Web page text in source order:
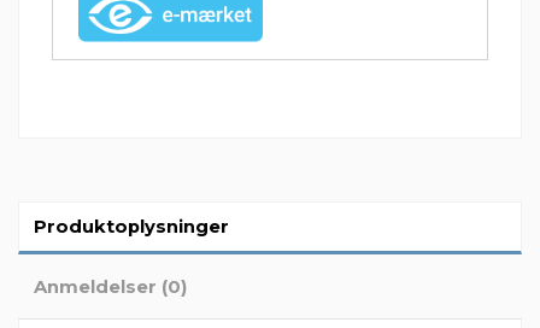
Produktoplysninger
Anmeldelser (0)